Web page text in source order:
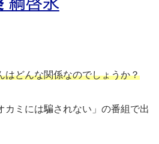
はどんな関係なのでしょうか？
カミには騙されない」の番組で出